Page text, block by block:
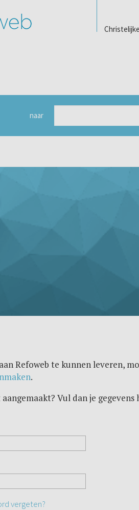
naar
Refoweb te kunnen leveren,
.
Vul dan je gegevens
vergeten?